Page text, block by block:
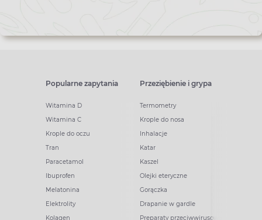
Popularne zapytania
Witamina D
Witamina C
Krople do oczu
Tran
Paracetamol
Ibuprofen
Melatonina
Elektrolity
Kolagen
Przeziębienie i grypa
Termometry
Krople do nosa
Inhalacje
Katar
Kaszel
Olejki eteryczne
Gorączka
Drapanie w gardle
Preparaty przeciwwirusowe